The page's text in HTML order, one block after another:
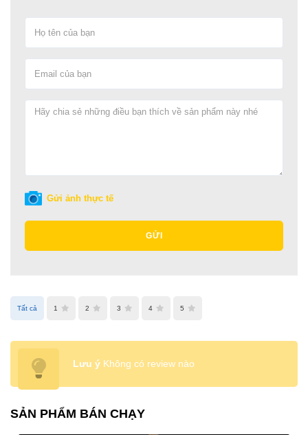
Gửi ảnh thực tế
GỬI
Tất cả 1 2 3 4 5
Lưu ý Không có review nào
SẢN PHẨM BÁN CHẠY